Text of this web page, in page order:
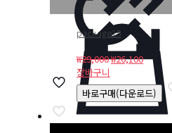
package15
₩29,000원
가
격:
₩29,000.
₩26,100현
가
격:
₩26,100.
장바구니
바로구매(다운로드)